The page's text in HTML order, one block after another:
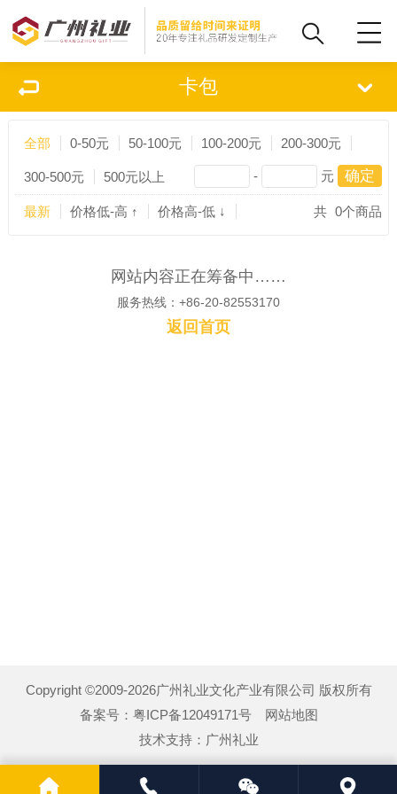
卡包
全部 0-50元 50-100元 100-200元 200-300元
300-500元 500元以上 - 元
最新 价格低-高 ↑ 价格高-低 ↓ 共 0个商品
网站内容正在筹备中……
服务热线：+86-20-82553170
返回首页
Copyright ©2009-2026广州礼业文化产业有限公司 版权所有
备案号： 粤ICP备12049171号
网站地图
技术支持： 广州礼业